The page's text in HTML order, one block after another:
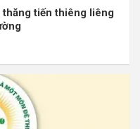
thăng tiến thiêng liêng